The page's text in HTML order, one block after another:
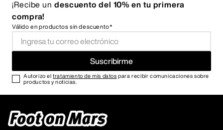
¡Recibe un descuento del 10% en tu primera
compra!
Válido en productos sin descuento*
Suscribirme
Autorizo eltratamiento de mis datos para recibir comunicaciones sobre
productos y noticias.